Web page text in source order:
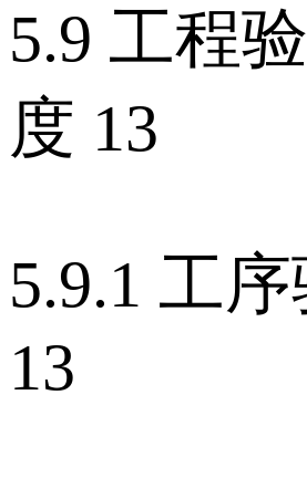
5.9 工程
度 13
5.9.1 工
13